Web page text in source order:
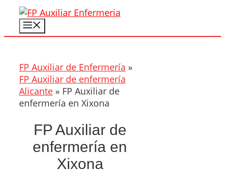
Saltar
contenido
FP Auxiliar de Enfermería »
FP Auxiliar de enfermería
Alicante » FP Auxiliar de
enfermería en Xixona
FP Auxiliar de
enfermería en
Xixona